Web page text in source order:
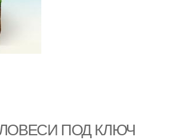
ПОД КЛЮЧ